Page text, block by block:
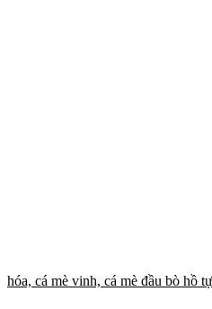
hóa, cá mè vinh, cá mè đầu bò hồ